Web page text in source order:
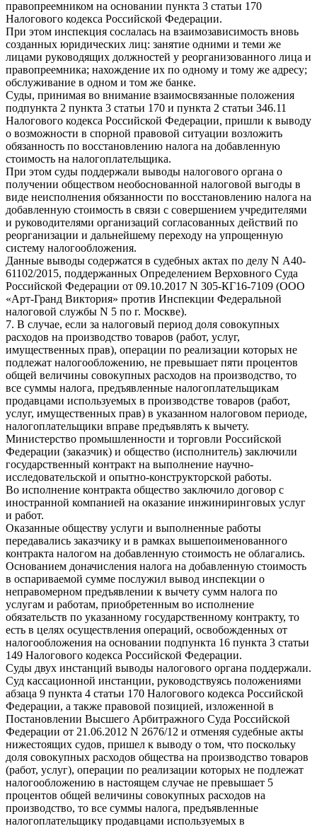
правопреемником на основании пункта 3 статьи 170
Налогового кодекса Российской Федерации.
При этом инспекция сослалась на взаимозависимость вновь
созданных юридических лиц: занятие одними и теми же
лицами руководящих должностей у реорганизованного лица и
правопреемника; нахождение их по одному и тому же адресу;
обслуживание в одном и том же банке.
Суды, принимая во внимание взаимосвязанные положения
подпункта 2 пункта 3 статьи 170 и пункта 2 статьи 346.11
Налогового кодекса Российской Федерации, пришли к выводу
о возможности в спорной правовой ситуации возложить
обязанность по восстановлению налога на добавленную
стоимость на налогоплательщика.
При этом суды поддержали выводы налогового органа о
получении обществом необоснованной налоговой выгоды в
виде неисполнения обязанности по восстановлению налога на
добавленную стоимость в связи с совершением учредителями
и руководителями организаций согласованных действий по
реорганизации и дальнейшему переходу на упрощенную
систему налогообложения.
Данные выводы содержатся в судебных актах по делу N А40-
61102/2015, поддержанных Определением Верховного Суда
Российской Федерации от 09.10.2017 N 305-КГ16-7109 (ООО
«Арт-Гранд Виктория» против Инспекции Федеральной
налоговой службы N 5 по г. Москве).
7. В случае, если за налоговый период доля совокупных
расходов на производство товаров (работ, услуг,
имущественных прав), операции по реализации которых не
подлежат налогообложению, не превышает пяти процентов
общей величины совокупных расходов на производство, то
все суммы налога, предъявленные налогоплательщикам
продавцами используемых в производстве товаров (работ,
услуг, имущественных прав) в указанном налоговом периоде,
налогоплательщики вправе предъявлять к вычету.
Министерство промышленности и торговли Российской
Федерации (заказчик) и общество (исполнитель) заключили
государственный контракт на выполнение научно-
исследовательской и опытно-конструкторской работы.
Во исполнение контракта общество заключило договор с
иностранной компанией на оказание инжиниринговых услуг
и работ.
Оказанные обществу услуги и выполненные работы
передавались заказчику и в рамках вышепоименованного
контракта налогом на добавленную стоимость не облагались.
Основанием доначисления налога на добавленную стоимость
в оспариваемой сумме послужил вывод инспекции о
неправомерном предъявлении к вычету сумм налога по
услугам и работам, приобретенным во исполнение
обязательств по указанному государственному контракту, то
есть в целях осуществления операций, освобожденных от
налогообложения на основании подпункта 16 пункта 3 статьи
149 Налогового кодекса Российской Федерации.
Суды двух инстанций выводы налогового органа поддержали.
Суд кассационной инстанции, руководствуясь положениями
абзаца 9 пункта 4 статьи 170 Налогового кодекса Российской
Федерации, а также правовой позицией, изложенной в
Постановлении Высшего Арбитражного Суда Российской
Федерации от 21.06.2012 N 2676/12 и отменяя судебные акты
нижестоящих судов, пришел к выводу о том, что поскольку
доля совокупных расходов общества на производство товаров
(работ, услуг), операции по реализации которых не подлежат
налогообложению в настоящем случае не превышает 5
процентов общей величины совокупных расходов на
производство, то все суммы налога, предъявленные
налогоплательщику продавцами используемых в